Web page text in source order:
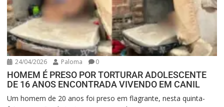
24/04/2026 Paloma 0
HOMEM É PRESO POR TORTURAR ADOLESCENTE
DE 16 ANOS ENCONTRADA VIVENDO EM CANIL
Um homem de 20 anos foi preso em flagrante, nesta quinta-